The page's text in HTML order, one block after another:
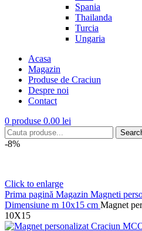
Spania
Thailanda
Turcia
Ungaria
Acasa
Magazin
Produse de Craciun
Despre noi
Contact
0 produse 0.00 lei
-8%
Click to enlarge
Prima pagină Magazin Magneti
Dimensiune m 10x15 cm Magnet
10X15